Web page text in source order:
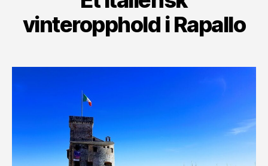
vinteropphold i Rapallo